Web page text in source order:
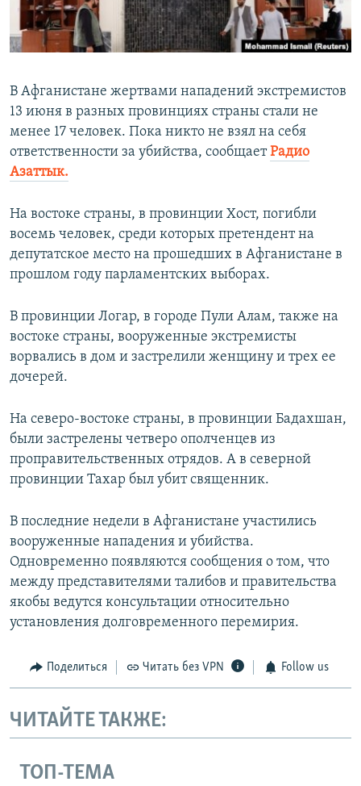
ПОБЕДИТЕЛЕЙ НЕ СУДЯТ?
КРЫМ.НЕПОКОРЕННЫЙ
УКРАИНСКАЯ ПРОБЛЕМА КРЫМА
ПРИСОЕДИНЯЙТЕСЬ!
Все сайты RFE/RL
В Афганистане жертвами нападений экстремистов
13 июня в разных провинциях страны стали не
менее 17 человек. Пока никто не взял на себя
ответственности за убийства, сообщаетРадио
Азаттык.
На востоке страны, в провинции Хост, погибли
восемь человек, среди которых претендент на
депутатское место на прошедших в Афганистане в
прошлом году парламентских выборах.
В провинции Логар, в городе Пули Алам, также на
востоке страны, вооруженные экстремисты
ворвались в дом и застрелили женщину и трех ее
дочерей.
На северо-востоке страны, в провинции Бадахшан,
были застрелены четверо ополченцев из
проправительственных отрядов. А в северной
провинции Тахар был убит священник.
В последние недели в Афганистане участились
вооруженные нападения и убийства.
Одновременно появляются сообщения о том, что
между представителями талибов и правительства
якобы ведутся консультации относительно
установления долговременного перемирия.
Поделиться Читать без VPN Follow us
ЧИТАЙТЕ ТАКЖЕ:
ТОП-ТЕМА